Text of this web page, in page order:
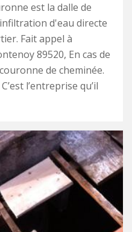
est la dalle de
d'eau directe
Fait appel à
89520, En cas de
de cheminée.
l’entreprise qu’il